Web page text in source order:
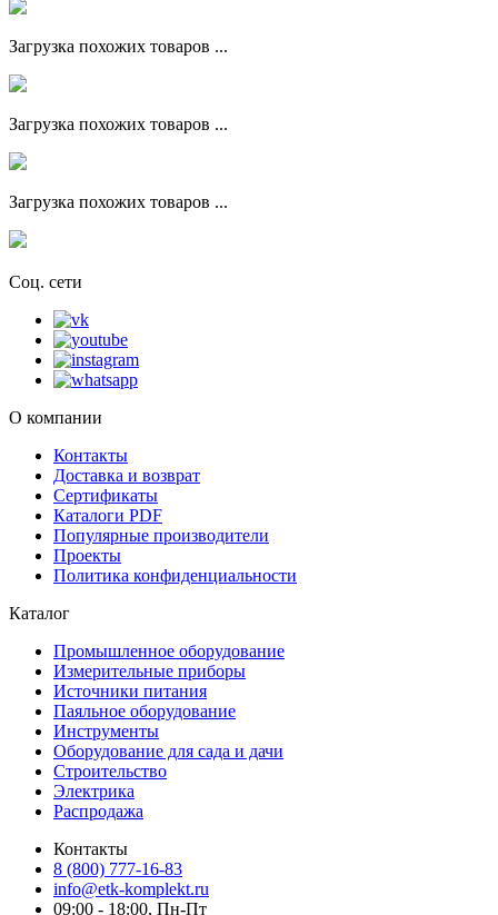
Загрузка похожих товаров ...
Загрузка похожих товаров ...
Загрузка похожих товаров ...
Соц. сети
О компании
Контакты
Доставка и возврат
Сертификаты
Каталоги PDF
Популярные производители
Проекты
Политика конфиденциальности
Каталог
Промышленное оборудование
Измерительные приборы
Источники питания
Паяльное оборудование
Инструменты
Оборудование для сада и дачи
Строительство
Электрика
Распродажа
Контакты
8 (800) 777-16-83
info@etk-komplekt.ru
09:00 - 18:00, Пн-Пт